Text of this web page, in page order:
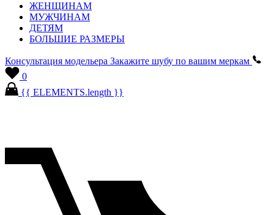
ЖЕНЩИНАМ
МУЖЧИНАМ
ДЕТЯМ
БОЛЬШИЕ РАЗМЕРЫ
Консультация модельера Закажите шубу по вашим меркам
0
{{ ELEMENTS.length }}